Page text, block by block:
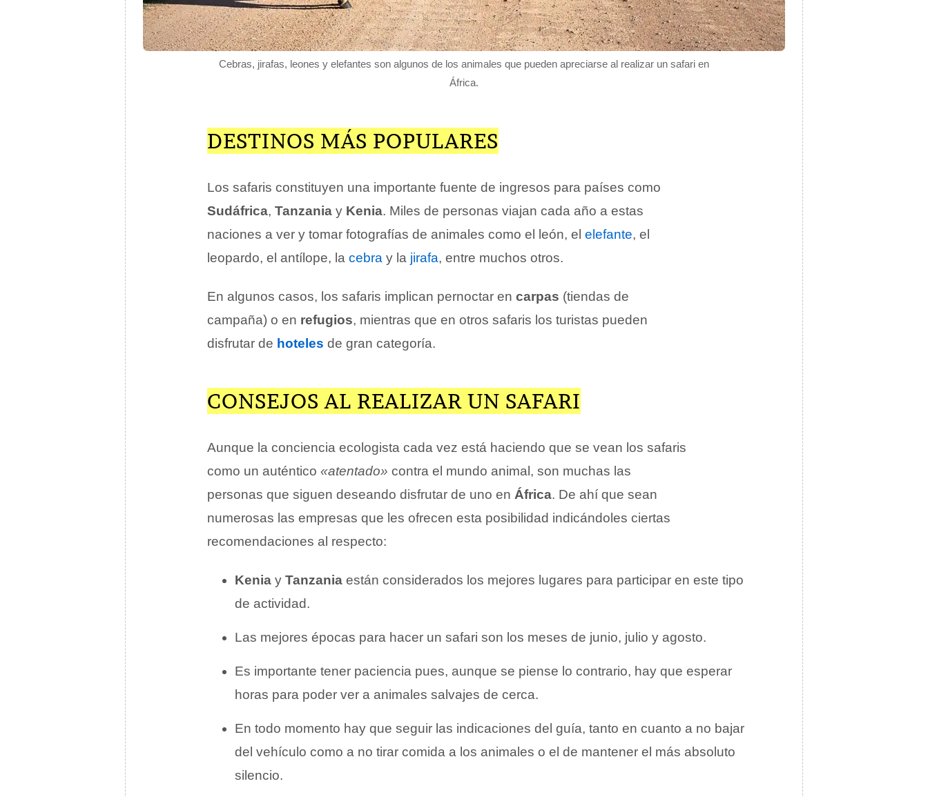
Cebras, jirafas, leones y elefantes son algunos de los animales que pueden apreciarse al realizar un safari en
África.
DESTINOS MÁS POPULARES
Los safaris constituyen una importante fuente de ingresos para países como
Sudáfrica, Tanzania y Kenia. Miles de personas viajan cada año a estas
naciones a ver y tomar fotografías de animales como el león, el elefante, el
leopardo, el antílope, la cebra y la jirafa, entre muchos otros.
En algunos casos, los safaris implican pernoctar en carpas (tiendas de
campaña) o en refugios, mientras que en otros safaris los turistas pueden
disfrutar de hoteles de gran categoría.
CONSEJOS AL REALIZAR UN SAFARI
Aunque la conciencia ecologista cada vez está haciendo que se vean los safaris
como un auténtico «atentado» contra el mundo animal, son muchas las
personas que siguen deseando disfrutar de uno en África. De ahí que sean
numerosas las empresas que les ofrecen esta posibilidad indicándoles ciertas
recomendaciones al respecto:
Kenia y Tanzania están considerados los mejores lugares para participar en este tipo
de actividad.
Las mejores épocas para hacer un safari son los meses de junio, julio y agosto.
Es importante tener paciencia pues, aunque se piense lo contrario, hay que esperar
horas para poder ver a animales salvajes de cerca.
En todo momento hay que seguir las indicaciones del guía, tanto en cuanto a no bajar
del vehículo como a no tirar comida a los animales o el de mantener el más absoluto
silencio.